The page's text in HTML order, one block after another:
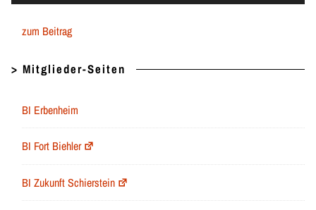
Player
zum Beitrag
> Mitglieder-Seiten
BI Erbenheim
BI Fort Biehler
BI Zukunft Schierstein